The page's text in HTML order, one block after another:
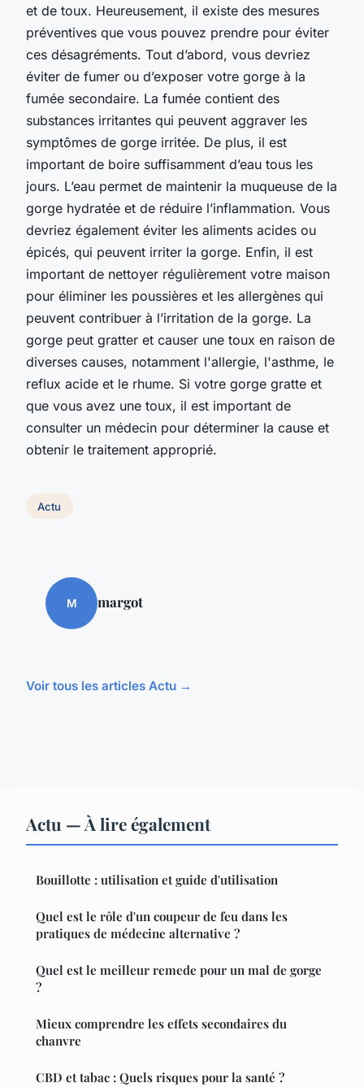
et de toux. Heureusement, il existe des mesures
préventives que vous pouvez prendre pour éviter
ces désagréments. Tout d’abord, vous devriez
éviter de fumer ou d’exposer votre gorge à la
fumée secondaire. La fumée contient des
substances irritantes qui peuvent aggraver les
symptômes de gorge irritée. De plus, il est
important de boire suffisamment d’eau tous les
jours. L’eau permet de maintenir la muqueuse de la
gorge hydratée et de réduire l’inflammation. Vous
devriez également éviter les aliments acides ou
épicés, qui peuvent irriter la gorge. Enfin, il est
important de nettoyer régulièrement votre maison
pour éliminer les poussières et les allergènes qui
peuvent contribuer à l’irritation de la gorge. La
gorge peut gratter et causer une toux en raison de
diverses causes, notamment l'allergie, l'asthme, le
reflux acide et le rhume. Si votre gorge gratte et
que vous avez une toux, il est important de
consulter un médecin pour déterminer la cause et
obtenir le traitement approprié.
Actu
M margot
Voir tous les articles Actu →
Actu — À lire également
Bouillotte : utilisation et guide d'utilisation
Quel est le rôle d'un coupeur de feu dans les
pratiques de médecine alternative ?
Quel est le meilleur remede pour un mal de gorge
?
Mieux comprendre les effets secondaires du
chanvre
CBD et tabac : Quels risques pour la santé ?